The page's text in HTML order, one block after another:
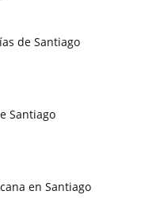
de Santiago
Santiago
en Santiago